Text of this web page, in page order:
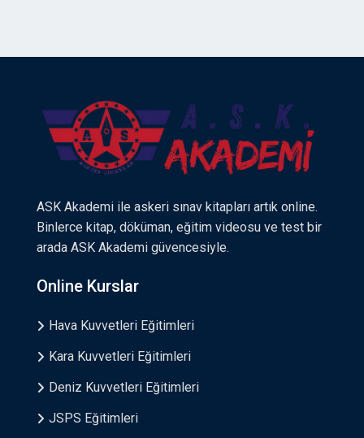
ASK Akademi ile askeri sınav kitapları artık online.
Binlerce kitap, döküman, eğitim videosu ve test bir
arada ASK Akademi güvencesiyle.
Online Kurslar
Hava Kuvvetleri Eğitimleri
Kara Kuvvetleri Eğitimleri
Deniz Kuvvetleri Eğitimleri
JSPS Eğitimleri